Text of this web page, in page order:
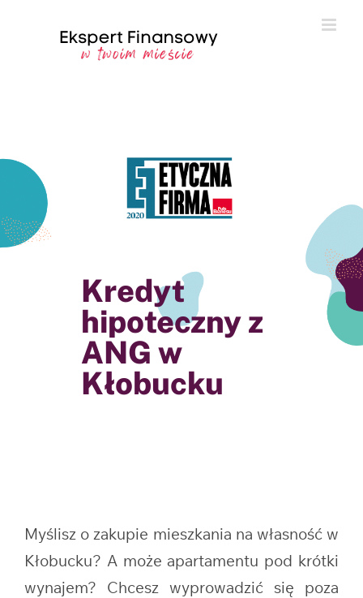
Kredyt
hipoteczny z
ANG w
Kłobucku
Myślisz o zakupie mieszkania na własność w
Kłobucku? A może apartamentu pod krótki
wynajem? Chcesz wyprowadzić się poza